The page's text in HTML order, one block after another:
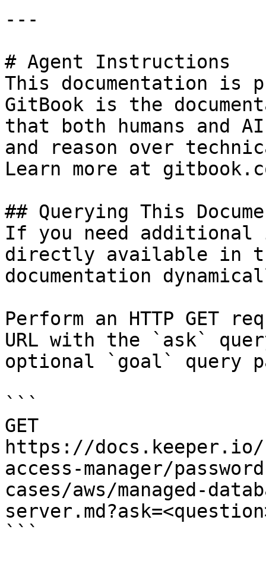
---
# Agent Instructions
This documentation is
GitBook is the
that both humans and
and reason over
Learn more at
## Querying This
If you need
directly available in
documentation
Perform an HTTP GET
URL with the `ask`
optional `goal` query
```
GET
https://
access-manager/
cases/aws/managed-
```